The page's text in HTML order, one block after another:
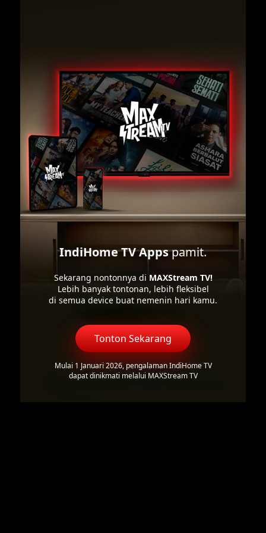
IndiHome TV Appspamit.
Sekarang nontonnya di MAXStream TV!
Lebih banyak tontonan, lebih fleksibel
di semua device buat nemenin hari kamu.
Tonton Sekarang
Mulai 1 Januari 2026, pengalaman IndiHome TV
dapat dinikmati melalui MAXStream TV